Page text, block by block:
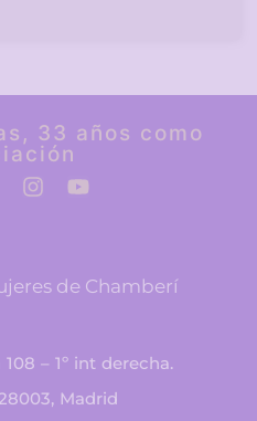
33 años como
de Chamberí
– 1º int derecha.
Madrid